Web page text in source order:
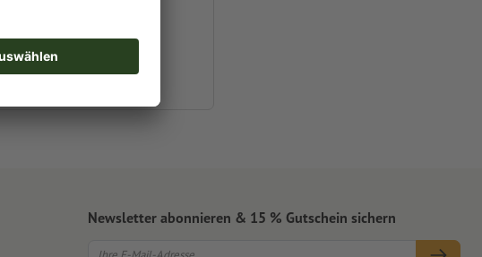
Quadratisch
Originell und gleichzeitig
Newsletter abonnieren & 15 % Gutschein sichern